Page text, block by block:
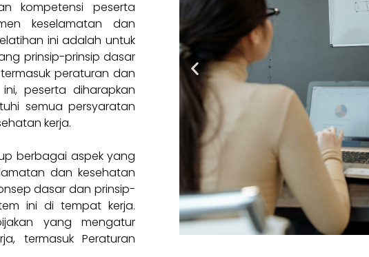
kompetensi peserta
keselamatan dan
ini adalah untuk
prinsip-prinsip dasar
peraturan dan
peserta diharapkan
semua persyaratan
kerja.
berbagai aspek yang
dan kesehatan
dasar dan prinsip-
ini di tempat kerja.
yang mengatur
termasuk Peraturan